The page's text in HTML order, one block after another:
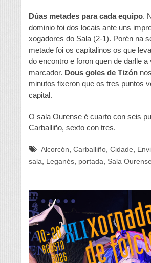
Dúas metades para cada equipo.
dominio foi dos locais ante uns
xogadores do Sala (2-1). Porén na
metade foi os capitalinos os que
do encontro e foron quen de darlle a
marcador. Dous goles de Tizón
minutos fixeron que os tres puntos
capital.
O sala Ourense é cuarto con seis
Carballiño, sexto con tres.
Alcorcón, Carballiño, Cidade,
sala, Leganés, portada, Sala Ourense